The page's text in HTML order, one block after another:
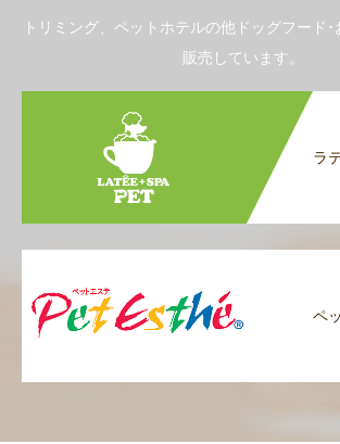
トリミング、ペットホテルの他ドッグフード
販売しています。
ラ
ペ